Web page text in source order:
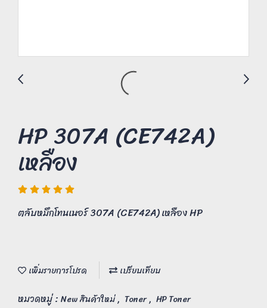
HP 307A (CE742A)
เหลือง
ตลับหมึกโทนเนอร์ 307A (CE742A) เหลือง HP
เพิ่มรายการโปรด เปรียบเทียบ
หมวดหมู่ : New สินค้าใหม่, Toner, HP Toner